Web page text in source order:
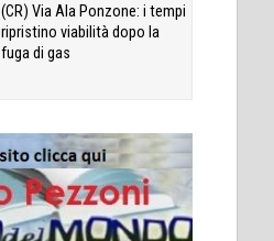
(CR) Via Ala Ponzone: i tempi
ripristino viabilità dopo la
fuga di gas